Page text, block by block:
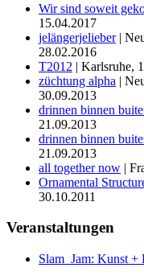
Wir sind soweit
15.04.2017
jelängerjelieber|
28.02.2016
T2012 | Karlsruhe,
züchtung alpha |
30.09.2013
drinnen binnen
21.09.2013
drinnen binnen
21.09.2013
all together now |
Ornamental
30.10.2011
Veranstaltungen
Slam_Jam: Kunst +